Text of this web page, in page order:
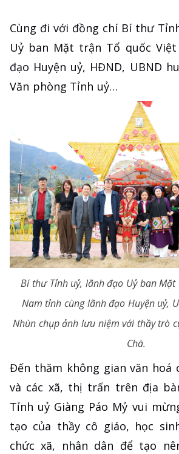
Cùng đi với đồng chí Bí thư
Uỷ ban Mặt trận Tổ quốc
đạo Huyện uỷ, HĐND, UBND
Văn phòng Tỉnh uỷ…
Bí thư Tỉnh uỷ, lãnh đạo Uỷ ban Mặt
Nam tỉnh cùng lãnh đạo Huyện uỷ,
Nhùn chụp ảnh lưu niệm với thầy trò
Chà.
Đến thăm không gian văn hoá
và các xã, thị trấn trên địa
Tỉnh uỷ Giàng Páo Mỷ vui
tạo của thầy cô giáo, học
chức xã, nhân dân để tạo